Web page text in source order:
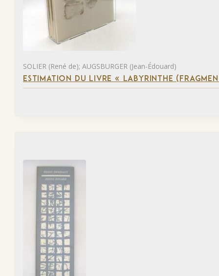
SOLIER (René de); AUGSBURGER (Jean-Édouard)
ESTIMATION DU LIVRE « LABYRINTHE